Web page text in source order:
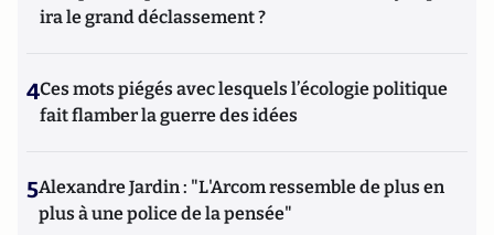
ira le grand déclassement ?
4Ces mots piégés avec lesquels l’écologie politique
fait flamber la guerre des idées
5Alexandre Jardin : "L'Arcom ressemble de plus en
plus à une police de la pensée"